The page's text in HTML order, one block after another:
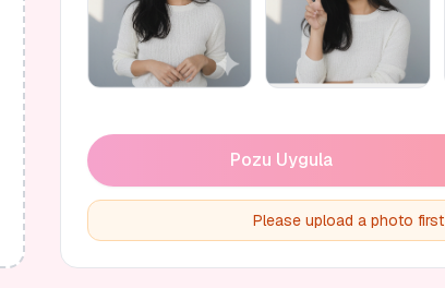
Pozu Uygula
Please upload a photo first